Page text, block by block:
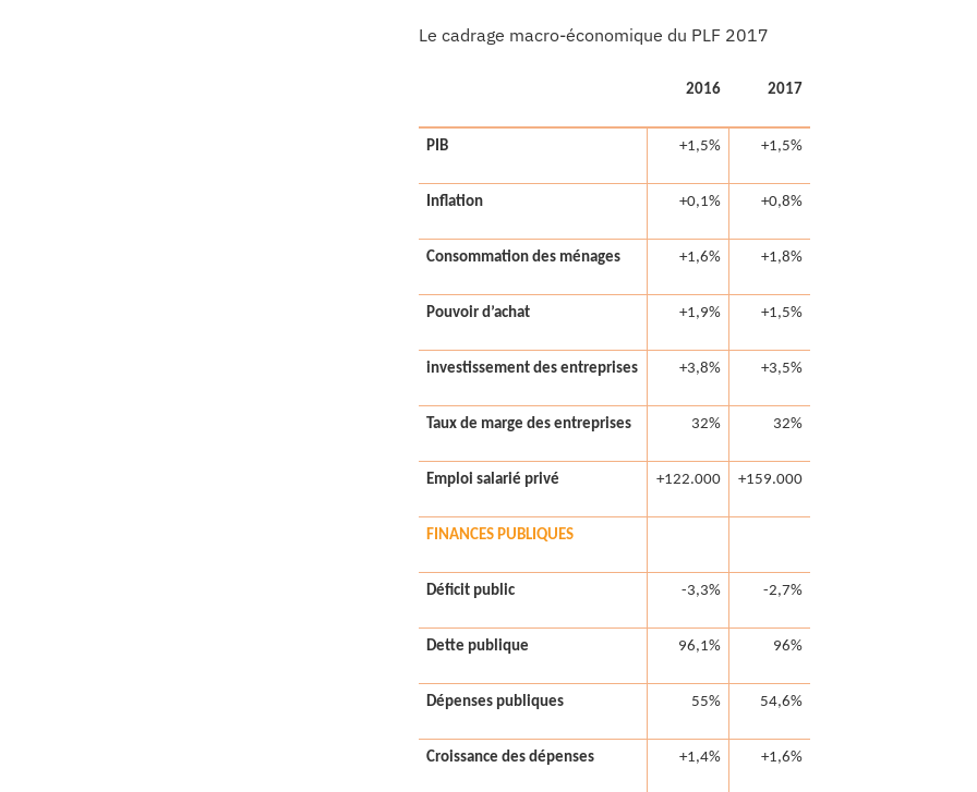
Le cadrage macro-économique du PLF 2017
2016 2017
PIB +1,5% +1,5%
Inflation +0,1% +0,8%
Consommation des ménages +1,6% +1,8%
Pouvoir d’achat +1,9% +1,5%
investissement des entreprises +3,8% +3,5%
Taux de marge des entreprises 32% 32%
Emploi salarié privé +122.000 +159.000
FINANCES PUBLIQUES
Déficit public -3,3% -2,7%
Dette publique 96,1% 96%
Dépenses publiques 55% 54,6%
Croissance des dépenses +1,4% +1,6%